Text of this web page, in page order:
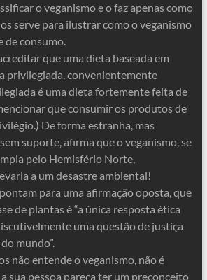
o veganismo e o faz apenas como
serve para ilustrar como o veganismo
de consumo.
que uma dieta baseada em
privilegiada, convenientemente
é uma dieta fortemente feita de
que consumir os produtos de
De forma estranha, mas
suporte, afirma que o veganismo, se
pelo Hemisfério Norte,
a um desastre ambiental!
para uma afirmação oposta, que
de plantas é “a única resposta ética
uma questão de justiça
mundo”.
não entende o veganismo, não é
sua pessoa pareça ter um preconceito